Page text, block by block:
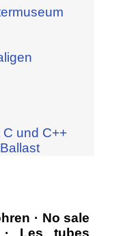
und C++
· No sale
Les tubes